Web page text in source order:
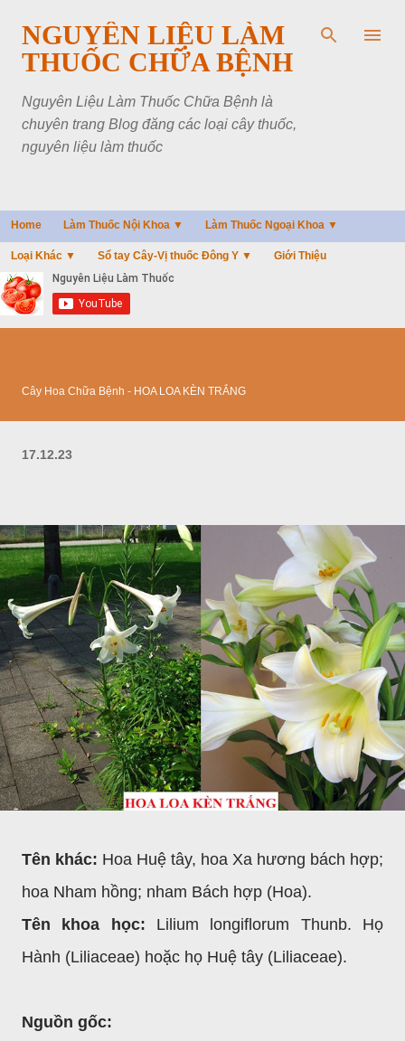
Chuyển đến nội dung chính
NGUYÊN LIỆU LÀM
THUỐC CHỮA BỆNH
Nguyên Liệu Làm Thuốc Chữa Bệnh là
chuyên trang Blog đăng các loại cây thuốc,
nguyên liệu làm thuốc
Home Làm Thuốc Nội Khoa ▼ Làm Thuốc Ngoại Khoa ▼
Loại Khác ▼ Sổ tay Cây-Vị thuốc Đông Y ▼ Giới Thiệu
Cây Hoa Chữa Bệnh - HOA LOA KÈN TRẮNG
17.12.23
Tên khác: Hoa Huệ tây, hoa Xa hương bách hợp;
hoa Nham hồng; nham Bách hợp (Hoa).
Tên khoa học: Lilium longiflorum Thunb. Họ
Hành (Liliaceae) hoặc họ Huệ tây (Liliaceae).
Nguồn gốc: